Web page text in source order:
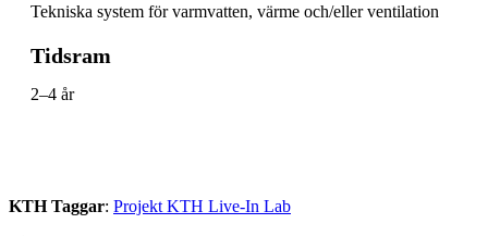
Tekniska system för varmvatten, värme och/eller ventilation
Tidsram
2–4 år
KTH Taggar: Projekt KTH Live-In Lab